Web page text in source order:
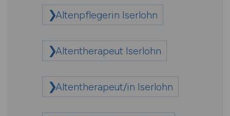
Altenpflegerin Iserlohn
Altentherapeut Iserlohn
Altentherapeut/in Iserlohn